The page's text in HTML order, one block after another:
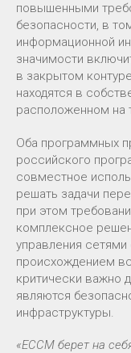
повышенными
безопасности, в
информационной
значимости
в закрытом
находятся в
расположенном на
Оба программных
российского
совместное
решать задачи
при этом
комплексное
управления
происхождением
критически важно
являются
инфраструктуры.
«ECCM берет на